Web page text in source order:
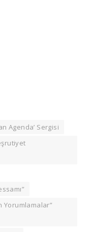
Agenda’ Sergisi
Yorumlamalar”